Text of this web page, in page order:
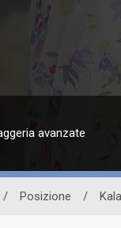
avanzate
/ Posizione /